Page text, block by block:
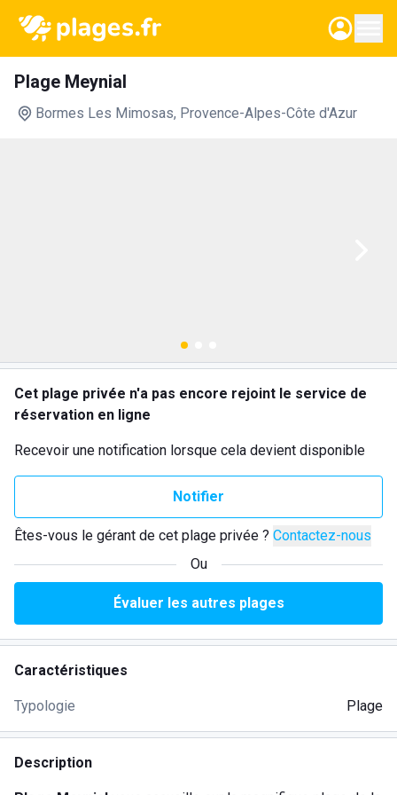
Plage Meynial
Bormes Les Mimosas, Provence-Alpes-Côte d'Azur
Cet plage privée n'a pas encore rejoint le service de
réservation en ligne
Recevoir une notification lorsque cela devient disponible
Notifier
Êtes-vous le gérant de cet plage privée ? Contactez-nous
Ou
Évaluer les autres plages
Caractéristiques
Typologie Plage
Description